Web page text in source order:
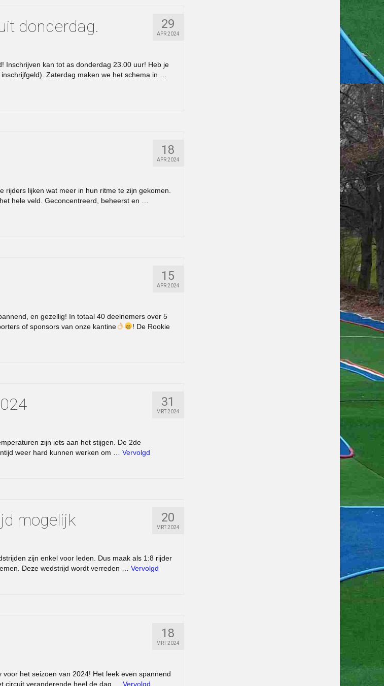
29
APR 2024
donderdag.
kan tot as donderdag 23.00 uur! Heb je
Zaterdag maken we het schema in …
18
APR 2024
lijken wat meer in hun ritme te zijn gekomen.
hele veld. Geconcentreerd, beheerst en …
15
APR 2024
en gezellig! In totaal 40 deelnemers over 5
of sponsors van onze kantine
! De Rookie
31
MRT 2024
zijn iets aan het stijgen. De 2de
weer hard kunnen werken om … Vervolgd
20
MRT 2024
mogelijk
zijn enkel voor leden. Dus maak als 1:8 rijder
Deze wedstrijd wordt verreden … Vervolgd
18
MRT 2024
het seizoen van 2024! Het leek even spannend
circuit veranderende heel de dag … Vervolgd